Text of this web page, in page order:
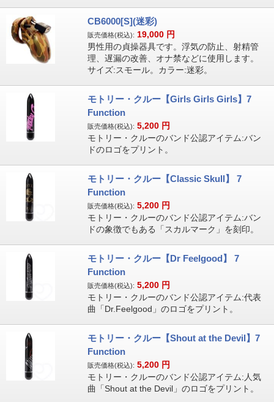
CB6000[S](迷彩)
販売価格(税込): 19,000 円
男性用の貞操器具です。浮気の防止、射精管
理、遅漏の改善、オナ禁などに使用します。
サイズ:スモール。カラー:迷彩。
モトリー・クルー【Girls Girls Girls】7
Function
販売価格(税込): 5,200 円
モトリー・クルーのバンド公認アイテム:バン
ドのロゴをプリント。
モトリー・クルー【Classic Skull】 7
Function
販売価格(税込): 5,200 円
モトリー・クルーのバンド公認アイテム:バン
ドの象徴でもある「スカルマーク」を刻印。
モトリー・クルー【Dr Feelgood】 7
Function
販売価格(税込): 5,200 円
モトリー・クルーのバンド公認アイテム:代表
曲「Dr.Feelgood」のロゴをプリント。
モトリー・クルー【Shout at the Devil】7
Function
販売価格(税込): 5,200 円
モトリー・クルーのバンド公認アイテム:人気
曲「Shout at the Devil」のロゴをプリント。